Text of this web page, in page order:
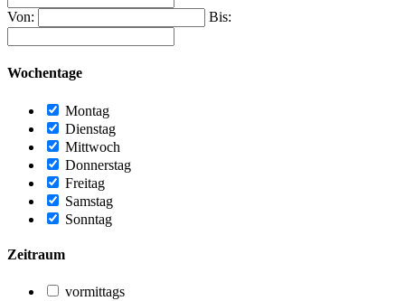
Von: Bis:
Wochentage
Montag
Dienstag
Mittwoch
Donnerstag
Freitag
Samstag
Sonntag
Zeitraum
vormittags